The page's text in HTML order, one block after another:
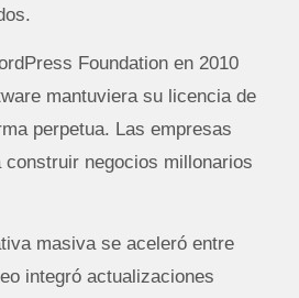
Foundation en 2010
mantuviera su licencia de
perpetua. Las empresas
construir negocios millonarios
masiva se aceleró entre
integró actualizaciones